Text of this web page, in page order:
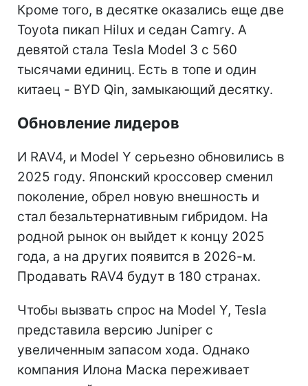
Кроме того, в десятке оказались еще две
Toyota пикап Hilux и седан Camry. А
девятой стала Tesla Model 3 с 560
тысячами единиц. Есть в топе и один
китаец - BYD Qin, замыкающий десятку.
Обновление лидеров
И RAV4, и Model Y серьезно обновились в
2025 году. Японский кроссовер сменил
поколение, обрел новую внешность и
стал безальтернативным гибридом. На
родной рынок он выйдет к концу 2025
года, а на других появится в 2026-м.
Продавать RAV4 будут в 180 странах.
Чтобы вызвать спрос на Model Y, Tesla
представила версию Juniper с
увеличенным запасом хода. Однако
компания Илона Маска переживает